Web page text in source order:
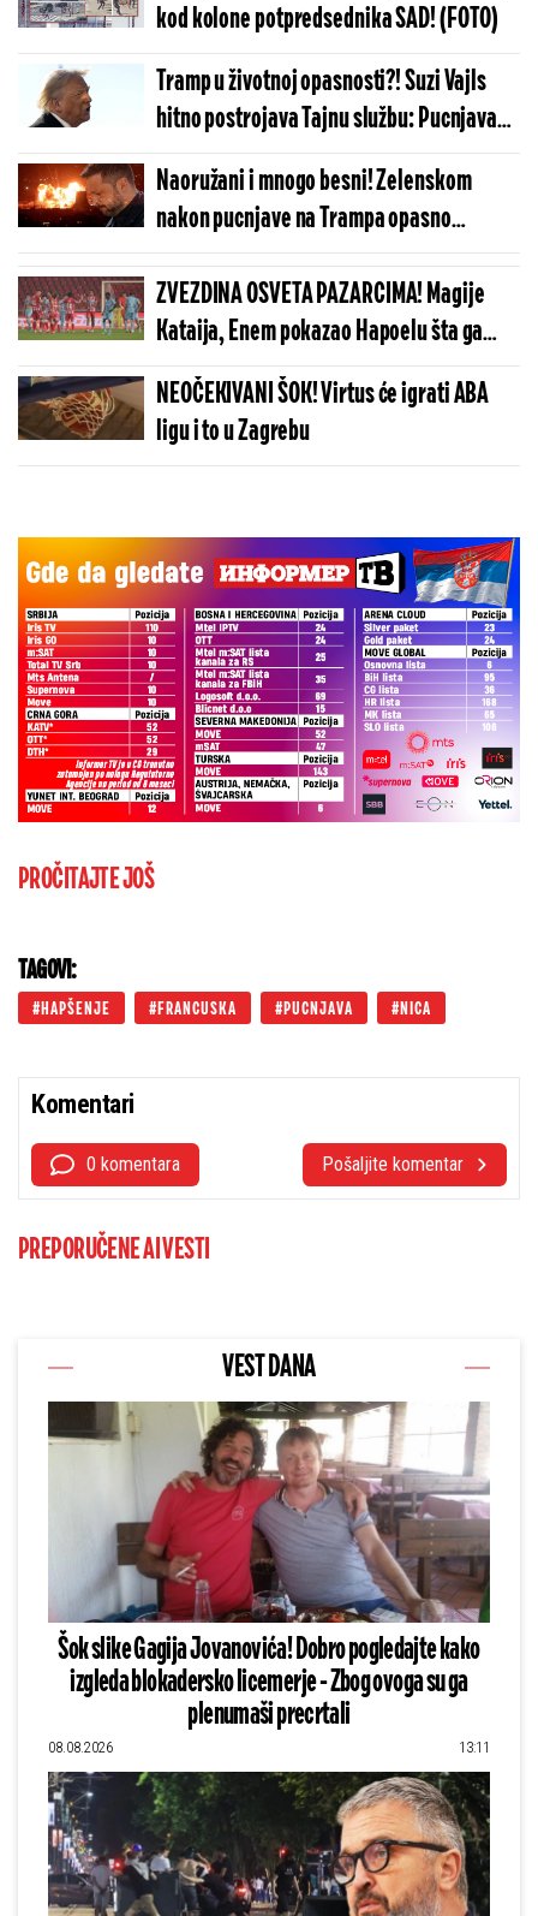
kod kolone potpredsednika SAD! (FOTO)
Tramp u životnoj opasnosti?! Suzi Vajls
hitno postrojava Tajnu službu: Pucnjava
digla Belu kuću na noge
Naoružani i mnogo besni! Zelenskom
nakon pucnjave na Trampa opasno
zapretili - nije svestan šta mu spremaju
ZVEZDINA OSVETA PAZARCIMA! Magije
Kataija, Enem pokazao Hapoelu šta ga
čeka na Marakani! (VIDEO)
NEOČEKIVANI ŠOK! Virtus će igrati ABA
ligu i to u Zagrebu
PROČITAJTE JOŠ
TAGOVI:
HAPŠENJE FRANCUSKA PUCNJAVA NICA
Komentari
0 komentara Pošaljite komentar
PREPORUČENE AI VESTI
VEST DANA
Šok slike Gagija Jovanovića! Dobro pogledajte kako
izgleda blokadersko licemerje - Zbog ovoga su ga
plenumaši precrtali
08.08.2026 13:11